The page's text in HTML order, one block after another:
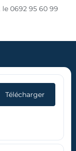
0692 95 60 99
Télécharger